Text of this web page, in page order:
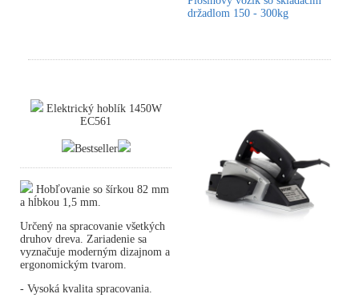
držadlom 150 - 300kg
Elektrický hoblík 1450W
EC561
Bestseller
Hobľovanie so šírkou 82 mm
a hĺbkou 1,5 mm.
Určený na spracovanie všetkých
druhov dreva. Zariadenie sa
vyznačuje moderným dizajnom a
ergonomickým tvarom.
- Vysoká kvalita spracovania.